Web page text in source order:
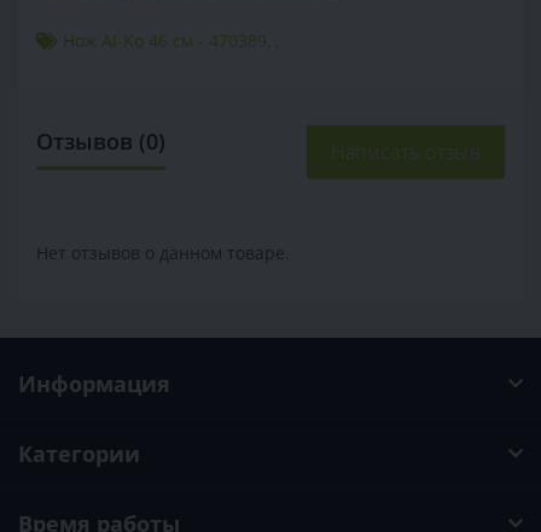
Нож Al-Ko 46 см - 470389, ,
Отзывов (0) Написать отзыв
Нет отзывов о данном товаре.
Информация
Категории
Время работы